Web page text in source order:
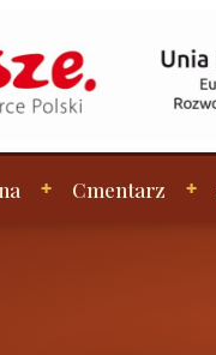
Cmentarz